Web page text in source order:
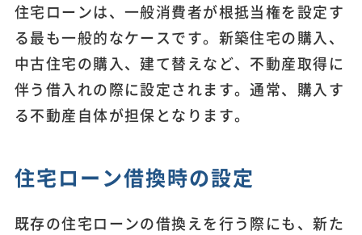
住宅ローンは、一般消費者が根抵当権を設定す
る最も一般的なケースです。新築住宅の購入、
中古住宅の購入、建て替えなど、不動産取得に
伴う借入れの際に設定されます。通常、購入す
る不動産自体が担保となります。
住宅ローン借換時の設定
既存の住宅ローンの借換えを行う際にも、新た